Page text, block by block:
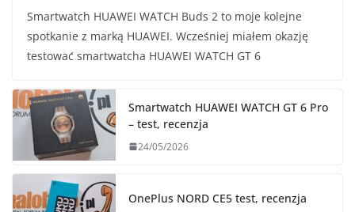
Smartwatch HUAWEI WATCH Buds 2 to moje kolejne
spotkanie z marką HUAWEI. Wcześniej miałem okazję
testować smartwatcha HUAWEI WATCH GT 6
Smartwatch HUAWEI WATCH GT 6 Pro
– test, recenzja
24/05/2026
OnePlus NORD CE5 test, recenzja